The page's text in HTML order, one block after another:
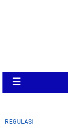
☰
REGULASI